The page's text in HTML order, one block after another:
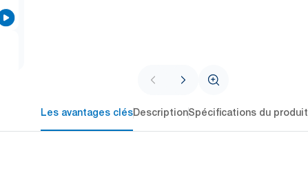
Les avantages clésDescriptionSpécifications du produit